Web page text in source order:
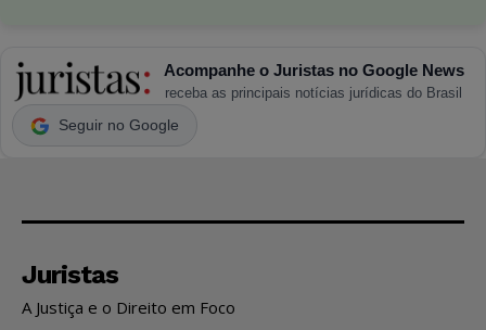
Acompanhe o Juristas no Google News
receba as principais notícias jurídicas do Brasil
Seguir no Google
Juristas
A Justiça e o Direito em Foco